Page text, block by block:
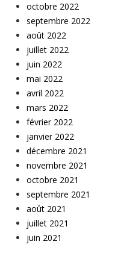
octobre 2022
septembre 2022
août 2022
juillet 2022
juin 2022
mai 2022
avril 2022
mars 2022
février 2022
janvier 2022
décembre 2021
novembre 2021
octobre 2021
septembre 2021
août 2021
juillet 2021
juin 2021